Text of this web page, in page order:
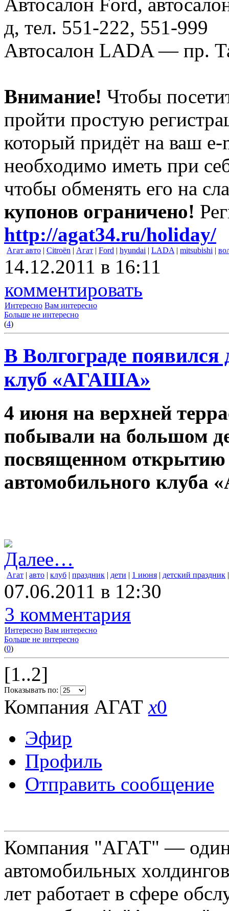
Автосалон Ford,
д, тел. 551-222, 551-999
Автосалон LADA — пр.
Внимание! Чтобы
пройти простую
который придёт на ваш
необходимо иметь при
чтобы обменять его на
купонов ограничено!
http://agat34.ru/holiday/
Агат авто | Citroën | Агат | Ford | hyundai | LADA | mitsubishi |
14.12.2011 в 16:11
комментировать
Интересно Вам интересно
Больше не интересно
(4)
В Волгограде
клуб «АГАША»
4 июня на верхней
побывали на большом
посвященном открытию
автомобильного
Далее…
Агат | авто | клуб | праздник | дети | 1 июня | детский праздник
07.06.2011 в 12:30
3 комментария
Интересно Вам интересно
Больше не интересно
(0)
[1..2]
Показывать по:
Компания АГАТx0
Эфир
Профиль
Отправить сообщение
Компания "АГАТ" —
автомобильных
лет работает в сфере